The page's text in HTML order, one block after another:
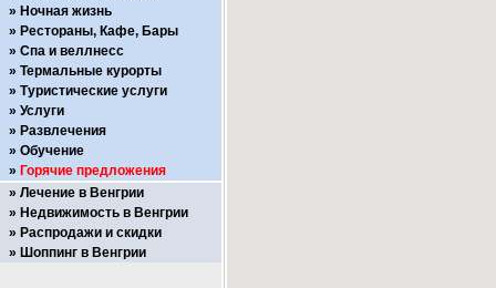
Ночная жизнь
Рестораны, Кафе, Бары
Спа и веллнесс
Термальные курорты
Туристические услуги
Услуги
Развлечения
Обучение
Горячие предложения
Лечение в Венгрии
Недвижимость в Венгрии
Распродажи и скидки
Шоппинг в Венгрии